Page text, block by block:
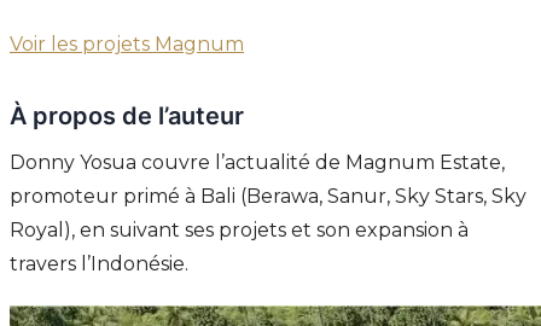
Voir les projets Magnum
À propos de l’auteur
Donny Yosua couvre l’actualité de Magnum Estate,
promoteur primé à Bali (Berawa, Sanur, Sky Stars, Sky
Royal), en suivant ses projets et son expansion à
travers l’Indonésie.